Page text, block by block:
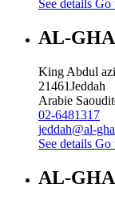
See details Go
AL-
King Abdul
21461Jeddah
Arabie
02-6481317
jeddah@al-
See details Go
AL-